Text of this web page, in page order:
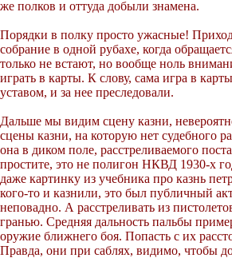
же полков и оттуда добыли знамена.
Порядки в полку просто ужасные!
собрание в одной рубахе, когда
только не встают, но вообще ноль
играть в карты. К слову, сама игра в
уставом, и за нее преследовали.
Дальше мы видим сцену казни,
сцены казни, на которую нет судебного
она в диком поле, расстреливаемого
простите, это не полигон НКВД 1930-х
даже картинку из учебника про казнь
кого-то и казнили, это был публичный
неповадно. А расстреливать из
гранью. Средняя дальность пальбы
оружие ближнего боя. Попасть с их
Правда, они при саблях, видимо, чтобы